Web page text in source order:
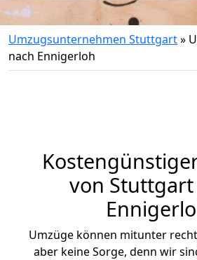
Umzugsunternehmen Stuttgart»
nach Ennigerloh
von Stuttgart
Umzüge können mitunter
aber keine Sorge, denn wir